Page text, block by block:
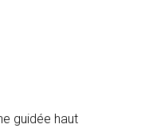
guidée haut